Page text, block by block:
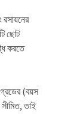
রসায়নের
ছোট
করতে
(বয়স
তাই